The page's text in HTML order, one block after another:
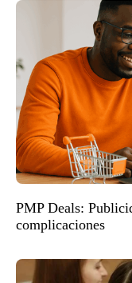
PMP Deals:
complicaciones